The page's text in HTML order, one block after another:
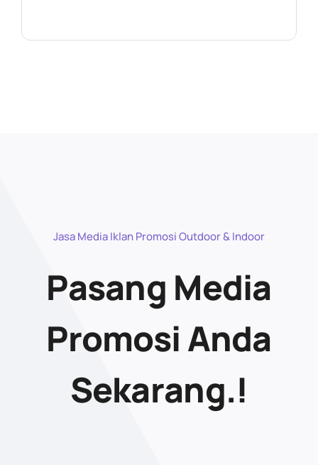
Jasa Media Iklan Promosi Outdoor & Indoor
Pasang Media
Promosi Anda
Sekarang.!